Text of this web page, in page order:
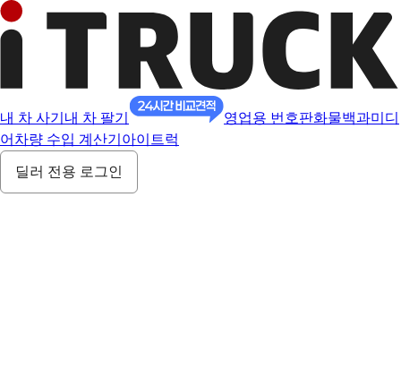
내 차 사기 내 차 팔기 영업용 번호판화물백과미디
어 차량 수입 계산기 아이트럭
딜러 전용 로그인